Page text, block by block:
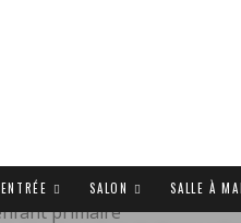
ENTRÉE SALON SALLE À